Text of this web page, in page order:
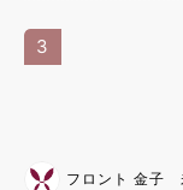
3
フロント 金子